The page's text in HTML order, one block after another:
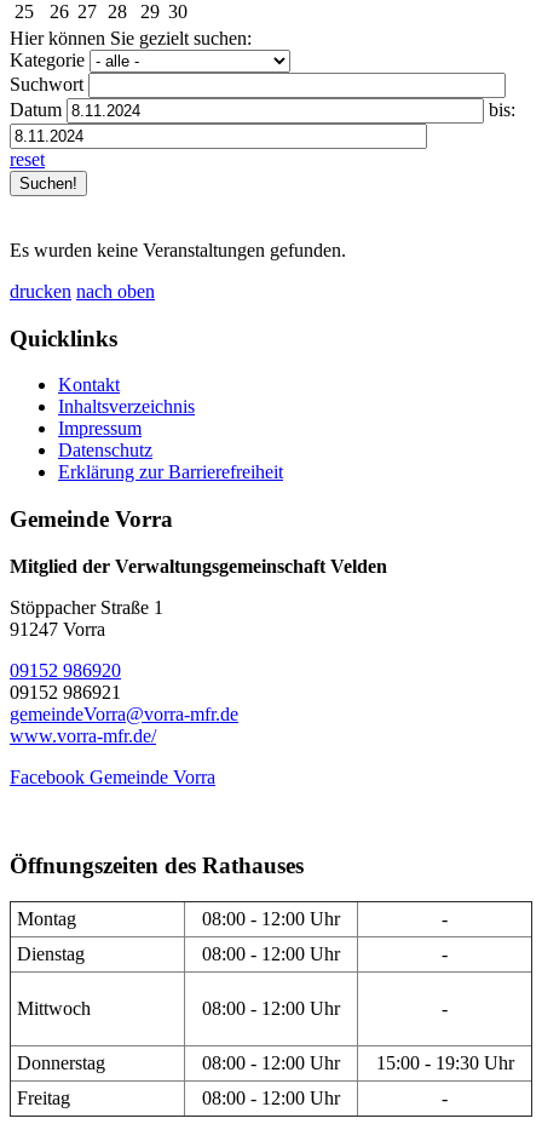
25
26 27 28 29 30
Hier können Sie gezielt suchen:
Kategorie
Suchwort
Datum
bis:
reset
Es wurden keine Veranstaltungen gefunden.
drucken nach oben
Quicklinks
Kontakt
Inhaltsverzeichnis
Impressum
Datenschutz
Erklärung zur Barrierefreiheit
Gemeinde Vorra
Mitglied der Verwaltungsgemeinschaft Velden
Stöppacher Straße 1
91247 Vorra
09152 986920
09152 986921
gemeindeVorra@vorra-mfr.de
www.vorra-mfr.de/
Facebook Gemeinde Vorra
Öffnungszeiten des Rathauses
Montag 08:00 - 12:00 Uhr
-
Dienstag
08:00 - 12:00 Uhr -
Mittwoch 08:00 - 12:00 Uhr -
Donnerstag 08:00 - 12:00 Uhr
15:00 - 19:30 Uhr
Freitag
08:00 - 12:00 Uhr -